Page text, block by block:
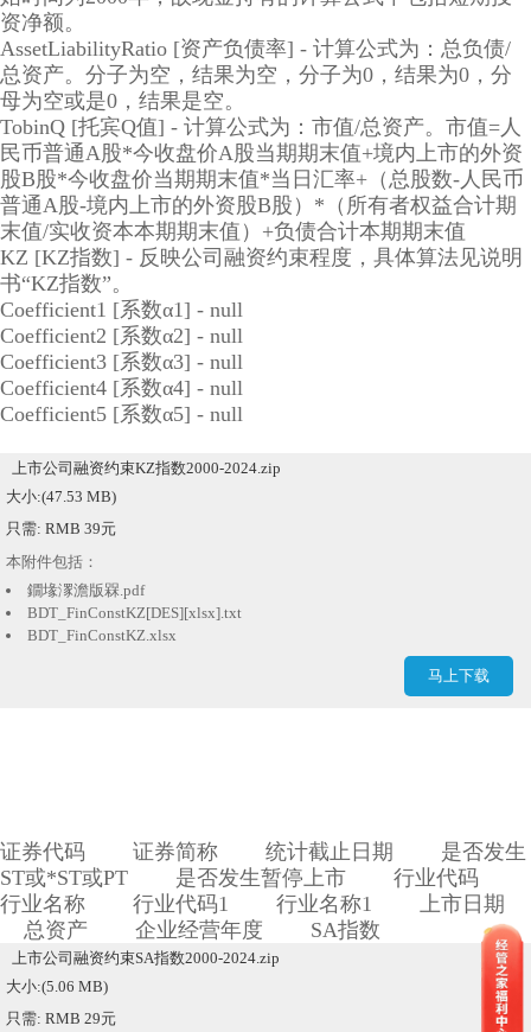
资净额。
AssetLiabilityRatio [资产负债率] - 计算公式为：总负债/
总资产。分子为空，结果为空，分子为0，结果为0，分
母为空或是0，结果是空。
TobinQ [托宾Q值] - 计算公式为：市值/总资产。市值=人
民币普通A股*今收盘价A股当期期末值+境内上市的外资
股B股*今收盘价当期期末值*当日汇率+（总股数-人民币
普通A股-境内上市的外资股B股）*（所有者权益合计期
末值/实收资本本期期末值）+负债合计本期期末值
KZ [KZ指数] - 反映公司融资约束程度，具体算法见说明
书“KZ指数”。
Coefficient1 [系数α1] - null
Coefficient2 [系数α2] - null
Coefficient3 [系数α3] - null
Coefficient4 [系数α4] - null
Coefficient5 [系数α5] - null
上市公司融资约束KZ指数2000-2024.zip
大小:(47.53 MB)
只需: RMB 39元
马上下载
本附件包括：
鐗堟潈澹版槑.pdf
BDT_FinConstKZ[DES][xlsx].txt
BDT_FinConstKZ.xlsx
证券代码 证券简称 统计截止日期 是否发生
ST或*ST或PT 是否发生暂停上市 行业代码
行业名称 行业代码1 行业名称1 上市日期
总资产 企业经营年度 SA指数
上市公司融资约束SA指数2000-2024.zip
大小:(5.06 MB)
只需: RMB 29元